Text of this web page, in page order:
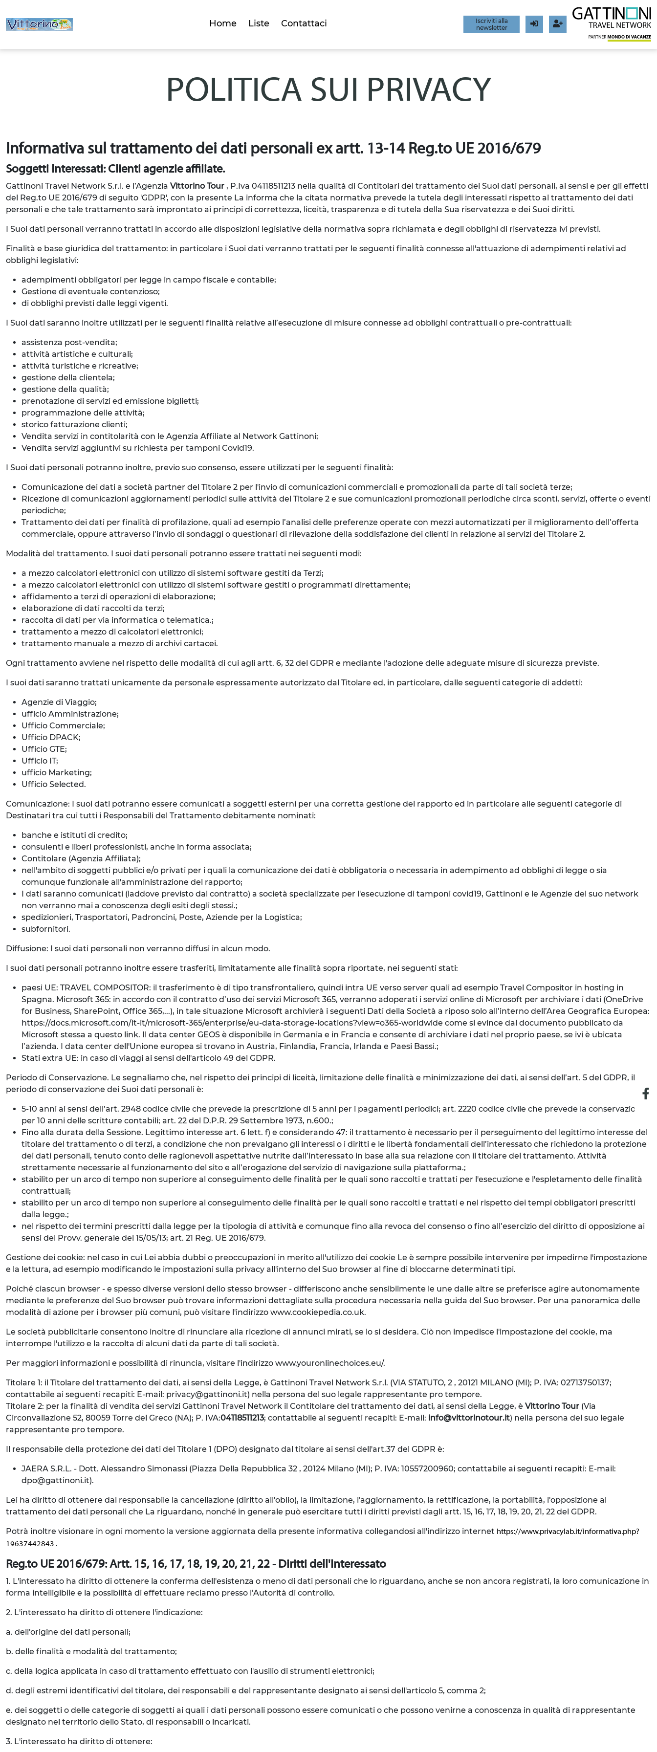
Home Liste Contattaci
Iscriviti alla
newsletter
Registrati
POLITICA SUI PRIVACY
Informativa sul trattamento dei dati personali ex artt. 13-14 Reg.to UE 2016/679
Soggetti Interessati: Clienti agenzie affiliate.
Gattinoni Travel Network S.r.l. e l’Agenzia Vittorino Tour , P.Iva 04118511213 nella qualità di Contitolari del trattamento dei Suoi dati personali, ai sensi e per gli effetti
del Reg.to UE 2016/679 di seguito 'GDPR', con la presente La informa che la citata normativa prevede la tutela degli interessati rispetto al trattamento dei dati
personali e che tale trattamento sarà improntato ai principi di correttezza, liceità, trasparenza e di tutela della Sua riservatezza e dei Suoi diritti.
I Suoi dati personali verranno trattati in accordo alle disposizioni legislative della normativa sopra richiamata e degli obblighi di riservatezza ivi previsti.
Finalità e base giuridica del trattamento: in particolare i Suoi dati verranno trattati per le seguenti finalità connesse all'attuazione di adempimenti relativi ad
obblighi legislativi:
adempimenti obbligatori per legge in campo fiscale e contabile;
Gestione di eventuale contenzioso;
di obblighi previsti dalle leggi vigenti.
I Suoi dati saranno inoltre utilizzati per le seguenti finalità relative all’esecuzione di misure connesse ad obblighi contrattuali o pre-contrattuali:
assistenza post-vendita;
attività artistiche e culturali;
attività turistiche e ricreative;
gestione della clientela;
gestione della qualità;
prenotazione di servizi ed emissione biglietti;
programmazione delle attività;
storico fatturazione clienti;
Vendita servizi in contitolarità con le Agenzia Affiliate al Network Gattinoni;
Vendita servizi aggiuntivi su richiesta per tamponi Covid19.
I Suoi dati personali potranno inoltre, previo suo consenso, essere utilizzati per le seguenti finalità:
Comunicazione dei dati a società partner del Titolare 2 per l'invio di comunicazioni commerciali e promozionali da parte di tali società terze;
Ricezione di comunicazioni aggiornamenti periodici sulle attività del Titolare 2 e sue comunicazioni promozionali periodiche circa sconti, servizi, offerte o eventi
periodiche;
Trattamento dei dati per finalità di profilazione, quali ad esempio l’analisi delle preferenze operate con mezzi automatizzati per il miglioramento dell’offerta
commerciale, oppure attraverso l’invio di sondaggi o questionari di rilevazione della soddisfazione dei clienti in relazione ai servizi del Titolare 2.
Modalità del trattamento. I suoi dati personali potranno essere trattati nei seguenti modi:
a mezzo calcolatori elettronici con utilizzo di sistemi software gestiti da Terzi;
a mezzo calcolatori elettronici con utilizzo di sistemi software gestiti o programmati direttamente;
affidamento a terzi di operazioni di elaborazione;
elaborazione di dati raccolti da terzi;
raccolta di dati per via informatica o telematica.;
trattamento a mezzo di calcolatori elettronici;
trattamento manuale a mezzo di archivi cartacei.
Ogni trattamento avviene nel rispetto delle modalità di cui agli artt. 6, 32 del GDPR e mediante l'adozione delle adeguate misure di sicurezza previste.
I suoi dati saranno trattati unicamente da personale espressamente autorizzato dal Titolare ed, in particolare, dalle seguenti categorie di addetti:
Agenzie di Viaggio;
ufficio Amministrazione;
Ufficio Commerciale;
Ufficio DPACK;
Ufficio GTE;
Ufficio IT;
ufficio Marketing;
Ufficio Selected.
Comunicazione: I suoi dati potranno essere comunicati a soggetti esterni per una corretta gestione del rapporto ed in particolare alle seguenti categorie di
Destinatari tra cui tutti i Responsabili del Trattamento debitamente nominati:
banche e istituti di credito;
consulenti e liberi professionisti, anche in forma associata;
Contitolare (Agenzia Affiliata);
nell'ambito di soggetti pubblici e/o privati per i quali la comunicazione dei dati è obbligatoria o necessaria in adempimento ad obblighi di legge o sia
comunque funzionale all'amministrazione del rapporto;
I dati saranno comunicati (laddove previsto dal contratto) a società specializzate per l'esecuzione di tamponi covid19, Gattinoni e le Agenzie del suo network
non verranno mai a conoscenza degli esiti degli stessi.;
spedizionieri, Trasportatori, Padroncini, Poste, Aziende per la Logistica;
subfornitori.
Diffusione: I suoi dati personali non verranno diffusi in alcun modo.
I suoi dati personali potranno inoltre essere trasferiti, limitatamente alle finalità sopra riportate, nei seguenti stati:
paesi UE: TRAVEL COMPOSITOR: il trasferimento è di tipo transfrontaliero, quindi intra UE verso server quali ad esempio Travel Compositor in hosting in
Spagna. Microsoft 365: in accordo con il contratto d’uso dei servizi Microsoft 365, verranno adoperati i servizi online di Microsoft per archiviare i dati (OneDrive
for Business, SharePoint, Office 365,...), in tale situazione Microsoft archivierà i seguenti Dati della Società a riposo solo all’interno dell’Area Geografica Europea:
https://docs.microsoft.com/it-it/microsoft-365/enterprise/eu-data-storage-locations?view=o365-worldwide come si evince dal documento pubblicato da
Microsoft stessa a questo link. Il data center GEOS è disponibile in Germania e in Francia e consente di archiviare i dati nel proprio paese, se ivi è ubicata
l’azienda. I data center dell'Unione europea si trovano in Austria, Finlandia, Francia, Irlanda e Paesi Bassi.;
Stati extra UE: in caso di viaggi ai sensi dell'articolo 49 del GDPR.
Periodo di Conservazione. Le segnaliamo che, nel rispetto dei principi di liceità, limitazione delle finalità e minimizzazione dei dati, ai sensi dell’art. 5 del GDPR, il
periodo di conservazione dei Suoi dati personali è:
5-10 anni ai sensi dell’art. 2948 codice civile che prevede la prescrizione di 5 anni per i pagamenti periodici; art. 2220 codice civile che prevede la conservazione
per 10 anni delle scritture contabili; art. 22 del D.P.R. 29 Settembre 1973, n.600.;
Fino alla durata della Sessione. Legittimo interesse art. 6 lett. f) e considerando 47: il trattamento è necessario per il perseguimento del legittimo interesse del
titolare del trattamento o di terzi, a condizione che non prevalgano gli interessi o i diritti e le libertà fondamentali dell’interessato che richiedono la protezione
dei dati personali, tenuto conto delle ragionevoli aspettative nutrite dall’interessato in base alla sua relazione con il titolare del trattamento. Attività
strettamente necessarie al funzionamento del sito e all’erogazione del servizio di navigazione sulla piattaforma.;
stabilito per un arco di tempo non superiore al conseguimento delle finalità per le quali sono raccolti e trattati per l'esecuzione e l'espletamento delle finalità
contrattuali;
stabilito per un arco di tempo non superiore al conseguimento delle finalità per le quali sono raccolti e trattati e nel rispetto dei tempi obbligatori prescritti
dalla legge.;
nel rispetto dei termini prescritti dalla legge per la tipologia di attività e comunque fino alla revoca del consenso o fino all’esercizio del diritto di opposizione ai
sensi del Provv. generale del 15/05/13; art. 21 Reg. UE 2016/679.
Gestione dei cookie: nel caso in cui Lei abbia dubbi o preoccupazioni in merito all'utilizzo dei cookie Le è sempre possibile intervenire per impedirne l'impostazione
e la lettura, ad esempio modificando le impostazioni sulla privacy all'interno del Suo browser al fine di bloccarne determinati tipi.
Poiché ciascun browser - e spesso diverse versioni dello stesso browser - differiscono anche sensibilmente le une dalle altre se preferisce agire autonomamente
mediante le preferenze del Suo browser può trovare informazioni dettagliate sulla procedura necessaria nella guida del Suo browser. Per una panoramica delle
modalità di azione per i browser più comuni, può visitare l'indirizzo www.cookiepedia.co.uk.
Le società pubblicitarie consentono inoltre di rinunciare alla ricezione di annunci mirati, se lo si desidera. Ciò non impedisce l'impostazione dei cookie, ma
interrompe l'utilizzo e la raccolta di alcuni dati da parte di tali società.
Per maggiori informazioni e possibilità di rinuncia, visitare l'indirizzo www.youronlinechoices.eu/.
Titolare 1: il Titolare del trattamento dei dati, ai sensi della Legge, è Gattinoni Travel Network S.r.l. (VIA STATUTO, 2 , 20121 MILANO (MI); P. IVA: 02713750137;
contattabile ai seguenti recapiti: E-mail: privacy@gattinoni.it) nella persona del suo legale rappresentante pro tempore.
Titolare 2: per la finalità di vendita dei servizi Gattinoni Travel Network il Contitolare del trattamento dei dati, ai sensi della Legge, è Vittorino Tour (Via
Circonvallazione 52, 80059 Torre del Greco (NA); P. IVA:04118511213; contattabile ai seguenti recapiti: E-mail: info@vittorinotour.it) nella persona del suo legale
rappresentante pro tempore.
Il responsabile della protezione dei dati del Titolare 1 (DPO) designato dal titolare ai sensi dell'art.37 del GDPR è:
JAERA S.R.L. - Dott. Alessandro Simonassi (Piazza Della Repubblica 32 , 20124 Milano (MI); P. IVA: 10557200960; contattabile ai seguenti recapiti: E-mail:
dpo@gattinoni.it).
Lei ha diritto di ottenere dal responsabile la cancellazione (diritto all'oblio), la limitazione, l'aggiornamento, la rettificazione, la portabilità, l'opposizione al
trattamento dei dati personali che La riguardano, nonché in generale può esercitare tutti i diritti previsti dagli artt. 15, 16, 17, 18, 19, 20, 21, 22 del GDPR.
Potrà inoltre visionare in ogni momento la versione aggiornata della presente informativa collegandosi all'indirizzo internet https://www.privacylab.it/informativa.php?
19637442843 .
Reg.to UE 2016/679: Artt. 15, 16, 17, 18, 19, 20, 21, 22 - Diritti dell'Interessato
1. L'interessato ha diritto di ottenere la conferma dell'esistenza o meno di dati personali che lo riguardano, anche se non ancora registrati, la loro comunicazione in
forma intelligibile e la possibilità di effettuare reclamo presso l’Autorità di controllo.
2. L'interessato ha diritto di ottenere l'indicazione:
a. dell'origine dei dati personali;
b. delle finalità e modalità del trattamento;
c. della logica applicata in caso di trattamento effettuato con l'ausilio di strumenti elettronici;
d. degli estremi identificativi del titolare, dei responsabili e del rappresentante designato ai sensi dell'articolo 5, comma 2;
e. dei soggetti o delle categorie di soggetti ai quali i dati personali possono essere comunicati o che possono venirne a conoscenza in qualità di rappresentante
designato nel territorio dello Stato, di responsabili o incaricati.
3. L'interessato ha diritto di ottenere: